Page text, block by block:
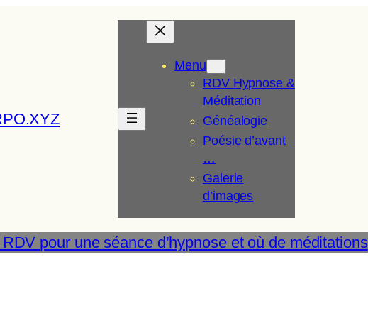
Menu
RDV Hypnose &
Méditation
Généalogie
Poésie d’avant
…
Galerie
d’images
pour une séance d’hypnose et où de méditations